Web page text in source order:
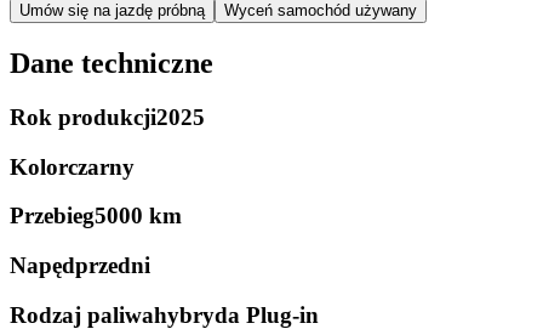
Umów się na jazdę próbną
Wyceń samochód używany
Dane techniczne
Rok produkcji2025
Kolorczarny
Przebieg5000 km
Napędprzedni
Rodzaj paliwahybryda Plug-in